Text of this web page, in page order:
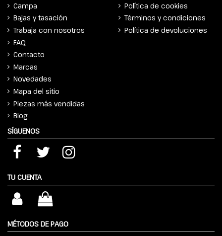
Campa
Bajas y tasación
Trabaja con nosotros
FAQ
Contacto
Marcas
Novedades
Mapa del sitio
Piezas más vendidas
Blog
Política de cookies
Términos y condiciones
Política de devoluciones
SÍGUENOS
TU CUENTA
MÉTODOS DE PAGO